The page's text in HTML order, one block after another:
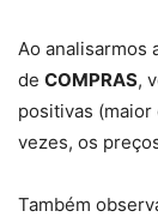
Ao analisarmos
de COMPRAS,
positivas (maior
vezes, os
Também